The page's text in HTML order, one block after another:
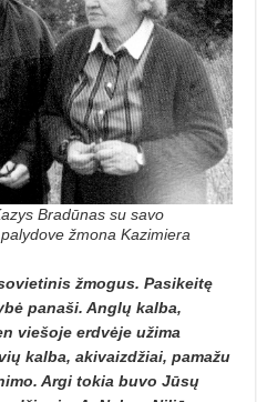
Bradūnas su savo
žmona Kazimiera
žmogus. Pasikeitę
panaši. Anglų kalba,
viešoje erdvėje užima
kal­ba, akivaizdžiai, pamažu
Argi tokia buvo Jūsų